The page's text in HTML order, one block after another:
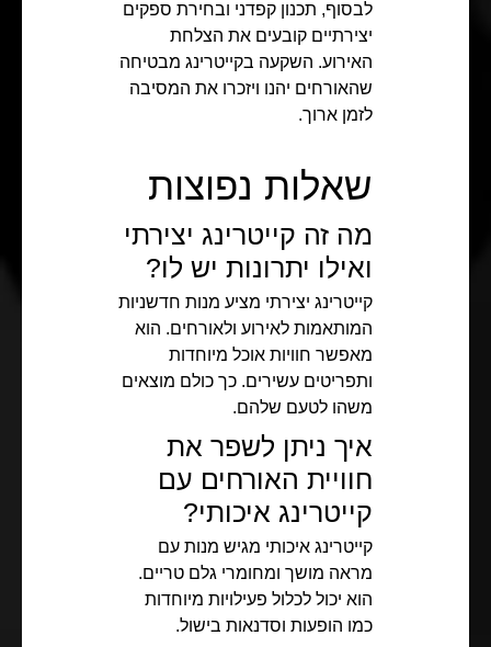
לבסוף, תכנון קפדני ובחירת ספקים
יצירתיים קובעים את הצלחת
האירוע. השקעה בקייטרינג מבטיחה
שהאורחים יהנו ויזכרו את המסיבה
לזמן ארוך.
שאלות נפוצות
מה זה קייטרינג יצירתי
ואילו יתרונות יש לו?
קייטרינג יצירתי מציע מנות חדשניות
המותאמות לאירוע ולאורחים. הוא
מאפשר חוויות אוכל מיוחדות
ותפריטים עשירים. כך כולם מוצאים
משהו לטעם שלהם.
איך ניתן לשפר את
חוויית האורחים עם
קייטרינג איכותי?
קייטרינג איכותי מגיש מנות עם
מראה מושך ומחומרי גלם טריים.
הוא יכול לכלול פעילויות מיוחדות
כמו הופעות וסדנאות בישול.